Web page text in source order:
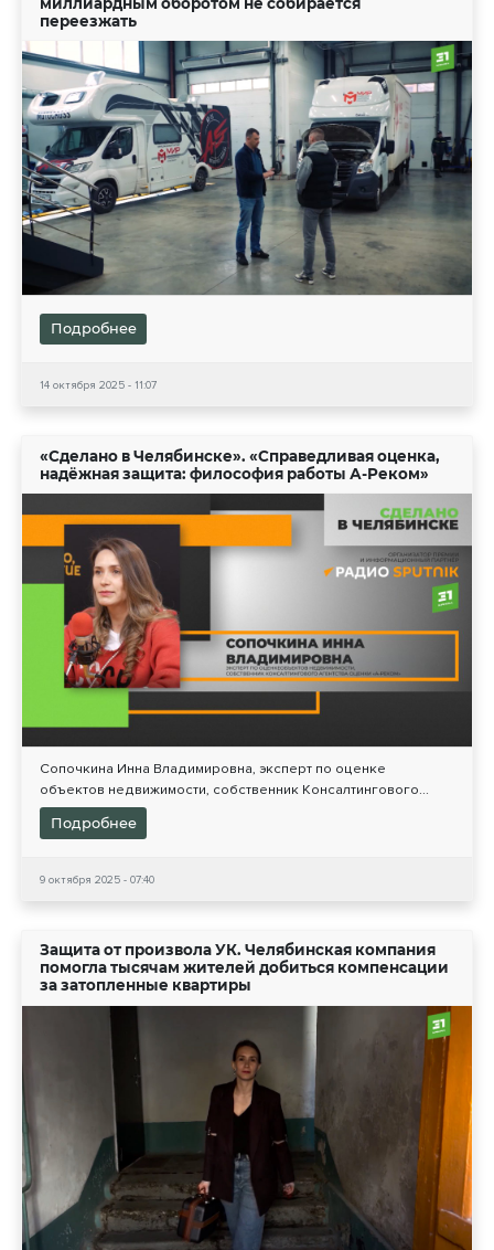
переезжать
Подробнее
14 октября 2025 - 11:07
«Сделано в Челябинске». «Справедливая оценка,
надёжная защита: философия работы А-Реком»
Сопочкина Инна Владимировна, эксперт по оценке
объектов недвижимости, собственник Консалтингового...
Подробнее
9 октября 2025 - 07:40
Защита от произвола УК. Челябинская компания
помогла тысячам жителей добиться компенсации
за затопленные квартиры